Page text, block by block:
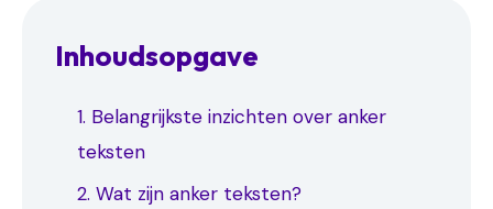
Inhoudsopgave
1. Belangrijkste inzichten over anker
teksten
2. Wat zijn anker teksten?